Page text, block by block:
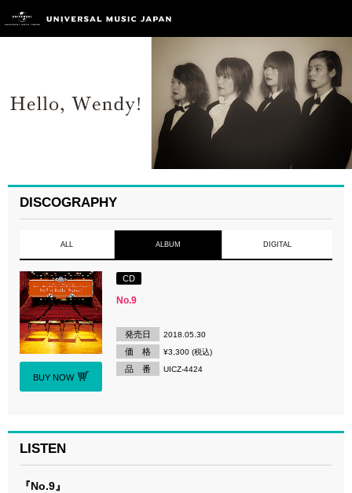
DISCOGRAPHY
ALL ALBUM DIGITAL
BUY NOW
CD
No.9
発売日 2018.05.30
価 格 ¥3,300 (税込)
品 番 UICZ-4424
LISTEN
『No.9』